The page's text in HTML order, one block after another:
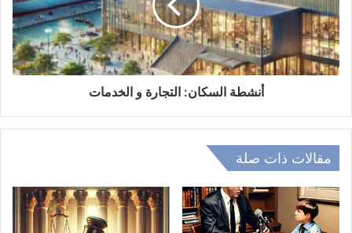
أنشطة السكان: التجارة و الخدمات
مقالات ذات صلة